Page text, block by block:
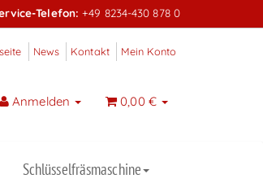
Telefon: +49 8234-430 878 0
News Kontakt Mein Konto
Anmelden 0,00 €
Schlüsselfräsmaschine